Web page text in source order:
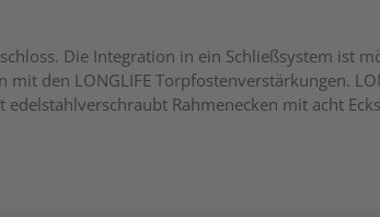
Die Integration in ein Schließsystem ist
mit den LONGLIFE Torpfostenverstärkungen.
Rahmenecken mit acht